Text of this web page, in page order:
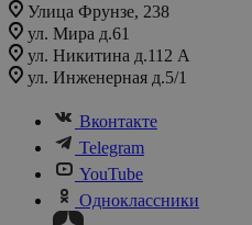
Улица Фрунзе, 238​
ул. Мира д.61
ул. Никитина д.112 А
ул. Инженерная д.5/1
Вконтакте
Telegram
YouTube
Одноклассники